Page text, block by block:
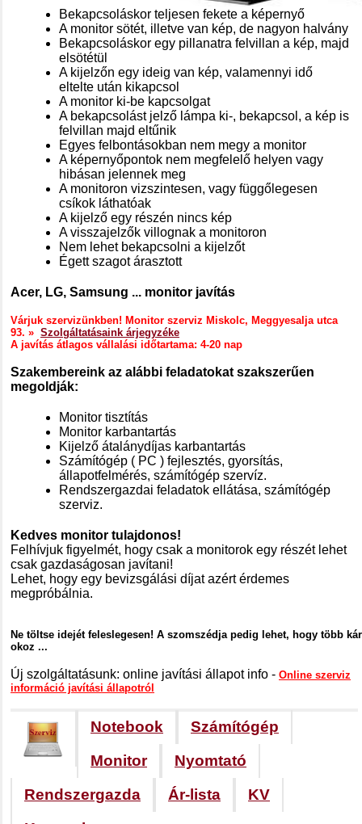
Bekapcsoláskor teljesen fekete a képernyő
A monitor sötét, illetve van kép, de nagyon halvány
Bekapcsoláskor egy pillanatra felvillan a kép, majd
elsötétül
A kijelzőn egy ideig van kép, valamennyi idő
eltelte után kikapcsol
A monitor ki-be kapcsolgat
A bekapcsolást jelző lámpa ki-, bekapcsol, a kép is
felvillan majd eltűnik
Egyes felbontásokban nem megy a monitor
A képernyőpontok nem megfelelő helyen vagy
hibásan jelennek meg
A monitoron vizszintesen, vagy függőlegesen
csíkok láthatóak
A kijelző egy részén nincs kép
A visszajelzők villognak a monitoron
Nem lehet bekapcsolni a kijelzőt
Égett szagot árasztott
Acer, LG, Samsung ... monitor javítás
Várjuk szervizünkben! Monitor szerviz Miskolc, Meggyesalja utca
93. » Szolgáltatásaink árjegyzéke
A javítás átlagos vállalási időtartama: 4-20 nap
Szakembereink az alábbi feladatokat szakszerűen
megoldják:
Monitor tisztítás
Monitor karbantartás
Kijelző átalánydíjas karbantartás
Számítógép ( PC ) fejlesztés, gyorsítás,
állapotfelmérés, számítógép szervíz.
Rendszergazdai feladatok ellátása, számítógép
szerviz.
Kedves monitor tulajdonos!
Felhívjuk figyelmét, hogy csak a monitorok egy részét lehet
csak gazdaságosan javítani!
Lehet, hogy egy bevizsgálási díjat azért érdemes
megpróbálnia.
Ne töltse idejét feleslegesen! A szomszédja pedig lehet, hogy több
okoz ...
Új szolgáltatásunk: online javítási állapot info - Online szerviz
információ javítási állapotról
Notebook
Számítógép
Monitor
Nyomtató
Rendszergazda
Ár-lista
KV